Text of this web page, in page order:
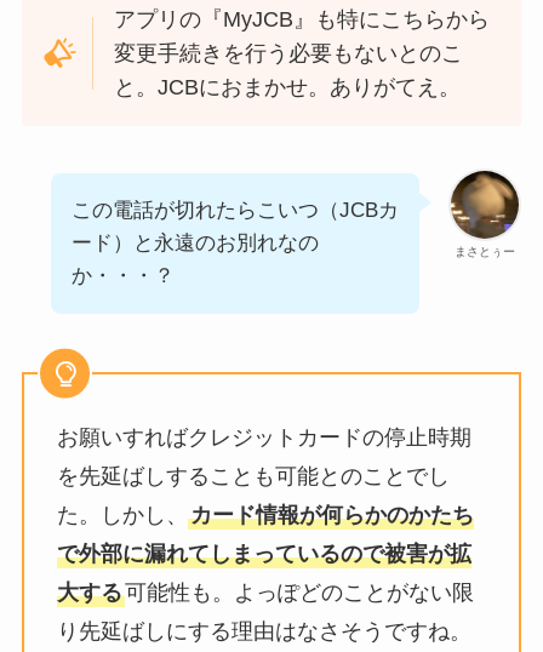
アプリの『MyJCB』も特にこちらから
変更手続きを行う必要もないとのこ
と。JCBにおまかせ。ありがてえ。
まさとぅー
この電話が切れたらこいつ（JCBカ
ード）と永遠のお別れなの
か・・・？
お願いすればクレジットカードの停止時期
を先延ばしすることも可能とのことでし
た。しかし、 カード情報が何らかのかたち
で外部に漏れてしまっているので被害が拡
大する可能性も。よっぽどのことがない限
り先延ばしにする理由はなさそうですね。